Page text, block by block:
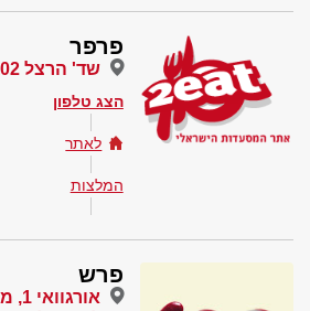
פרפר
שד' הרצל 102, ירושלים
הצג טלפון
לאתר
המלצות
פרש